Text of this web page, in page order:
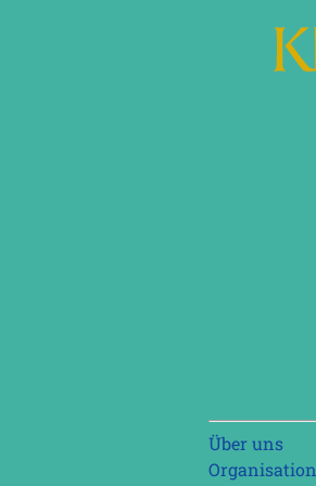
Navigation
überspringen
Über uns
Organisation